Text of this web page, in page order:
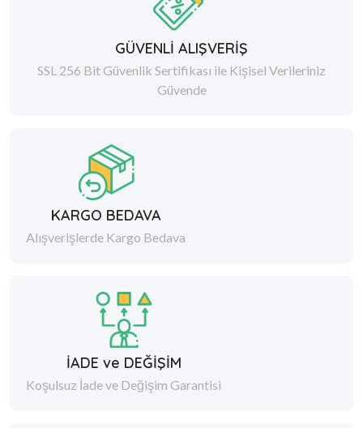
GÜVENLİ ALIŞVERİŞ
SSL 256 Bit Güvenlik Sertifikası ile Kişisel Verileriniz
Güvende
KARGO BEDAVA
Alışverişlerde Kargo Bedava
İADE ve DEĞİŞİM
Koşulsuz İade ve Değişim Garantisi